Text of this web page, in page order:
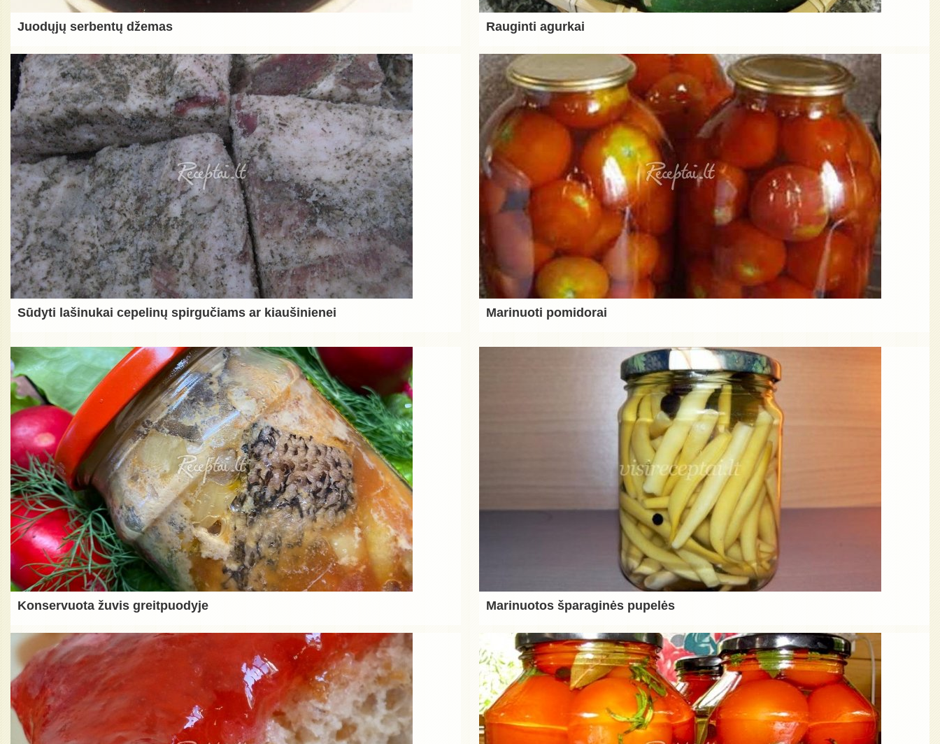
Juodųjų serbentų džemas Rauginti agurkai
Sūdyti lašinukai cepelinų spirgučiams ar kiaušinienei Marinuoti pomidorai
Konservuota žuvis greitpuodyje Marinuotos šparaginės pupelės